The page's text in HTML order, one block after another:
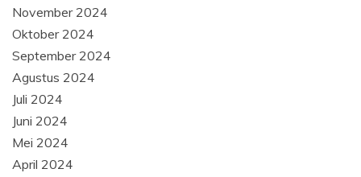
November 2024
Oktober 2024
September 2024
Agustus 2024
Juli 2024
Juni 2024
Mei 2024
April 2024